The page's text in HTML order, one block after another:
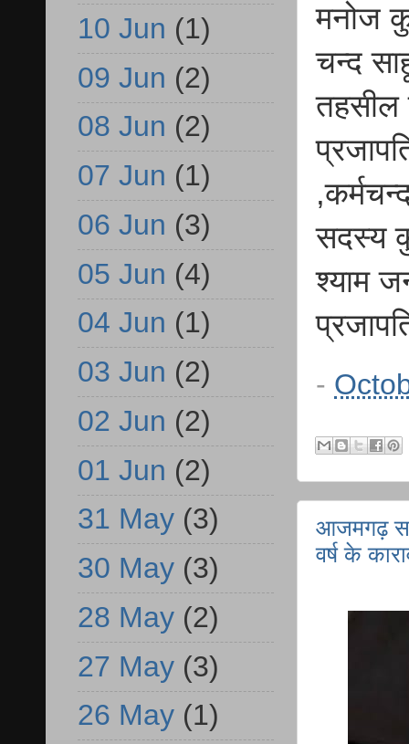
मनोज
चन्द
तहसील
सदस्य
श्याम
-
आजमगढ़
वर्ष के
10 Jun (1)
09 Jun (2)
08 Jun (2)
07 Jun (1)
06 Jun (3)
05 Jun (4)
04 Jun (1)
03 Jun (2)
02 Jun (2)
01 Jun (2)
31 May (3)
30 May (3)
28 May (2)
27 May (3)
26 May (1)